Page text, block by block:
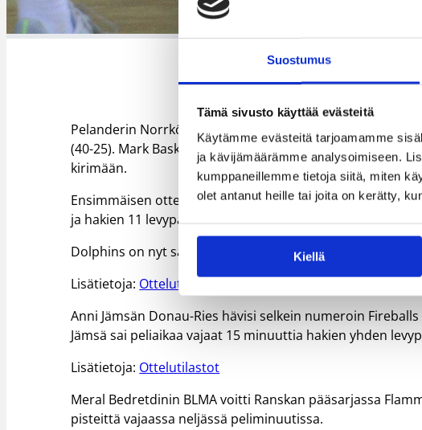
Suostumus
Tämä sivusto käyttää evästeitä
Käytämme evästeitä tarjoamamme
ja kävijämäärämme analysoimiseen.
kumppaneillemme tietoja siitä, miten
olet antanut heille tai joita on kerätty,
Kiellä
Pelanderin Norrköping Dolphins joutui taipumaan
(40-25). Mark Basket keräsi puoliaikaan mennessä
kirimään.
Ensimmäisen ottelunsa maajoukkueikkunan jälkeen
ja hakien 11 levypalloa.
Dolphins on nyt sarjataulukossa viidentenä seitsemällä
Lisätietoja: Ottelutilastot
Anni Jämsän Donau-Ries hävisi selkein numeroin
Jämsä sai peliaikaa vajaat 15 minuuttia hakien yhden
Lisätietoja: Ottelutilastot
Meral Bedretdinin BLMA voitti Ranskan pääsarjassa
pisteittä vajaassa neljässä peliminuutissa.